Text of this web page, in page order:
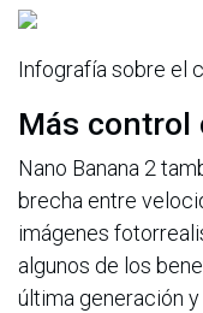
Infografía sobre el
Más control
Nano Banana 2
brecha entre
imágenes
algunos de los
última generación